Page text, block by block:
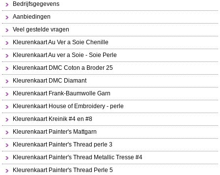
Bedrijfsgegevens
Aanbiedingen
Veel gestelde vragen
Kleurenkaart Au Ver a Soie Chenille
Kleurenkaart Au ver a Soie - Soie Perle
Kleurenkaart DMC Coton a Broder 25
Kleurenkaart DMC Diamant
Kleurenkaart Frank-Baumwolle Garn
Kleurenkaart House of Embroidery - perle
Kleurenkaart Kreinik #4 en #8
Kleurenkaart Painter's Mattgarn
Kleurenkaart Painter's Thread perle 3
Kleurenkaart Painter's Thread Metallic Tresse #4
Kleurenkaart Painter's Thread Perle 5